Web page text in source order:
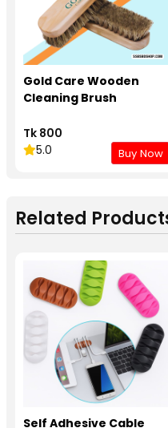
Gold Care Wooden
Cleaning Brush
Tk 800
5.0
Buy Now
Related
Self Adhesive Cable